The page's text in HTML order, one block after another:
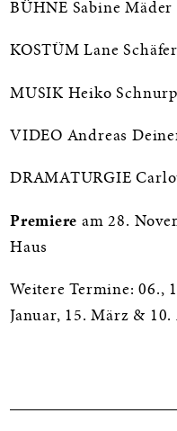
BÜHNE Sabine Mäder
KOSTÜM Lane Schäfer
MUSIK Heiko
VIDEO Andreas
DRAMATURGIE
Premiere am 28.
Haus
Weitere Termine: 06.,
Januar, 15. März &